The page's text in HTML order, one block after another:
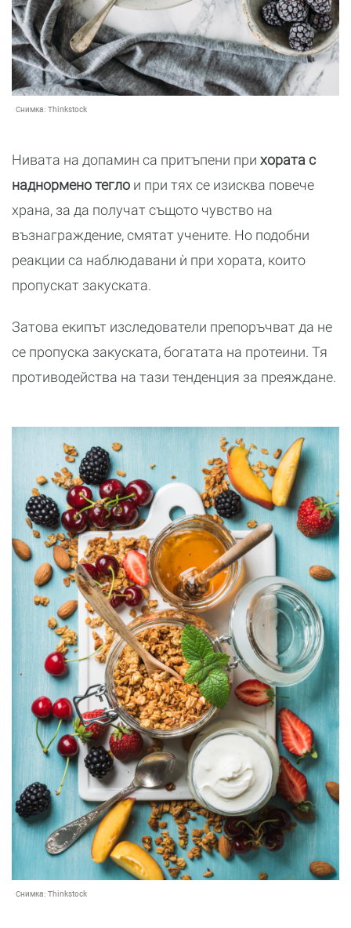
Снимка: Thinkstock
Нивата на допамин са притъпени при хората с
наднормено тегло и при тях се изисква повече
храна, за да получат същото чувство на
възнаграждение, смятат учените. Но подобни
реакции са наблюдавани ѝ при хората, които
пропускат закуската.
Затова екипът изследователи препоръчват да не
се пропуска закуската, богатата на протеини. Тя
противодейства на тази тенденция за преяждане.
Снимка: Thinkstock